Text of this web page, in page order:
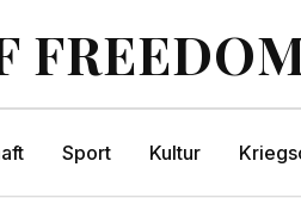
Sport Kultur